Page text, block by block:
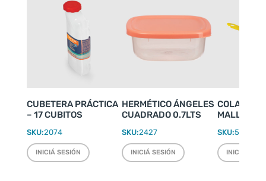
CUBETERA PRÁCTICA
– 17 CUBITOS
SKU:2074
INICIÁ SESIÓN
HERMÉTICO ÁNGELES
CUADRADO 0.7LTS
SKU:2427
INICIÁ SESIÓN
COLADOR
MALLA
SKU:5007
INICIÁ